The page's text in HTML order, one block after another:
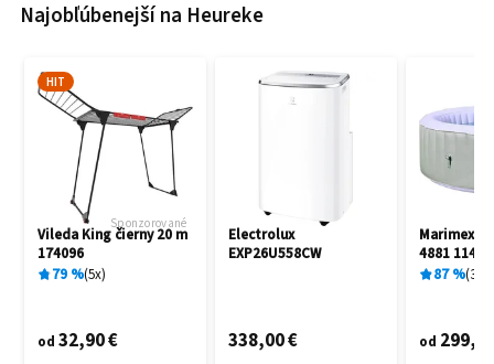
Najobľúbenejší na Heureke
HIT
Sponzorované
Vileda King čierny 20 m
174096
79% 5x
od 32,90 €
Electrolux
EXP26U558CW
338,00 €
Marimex
4881
87% 3
od